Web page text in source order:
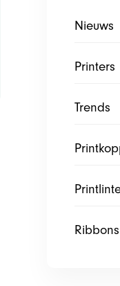
Nieuws
Printers
Trends